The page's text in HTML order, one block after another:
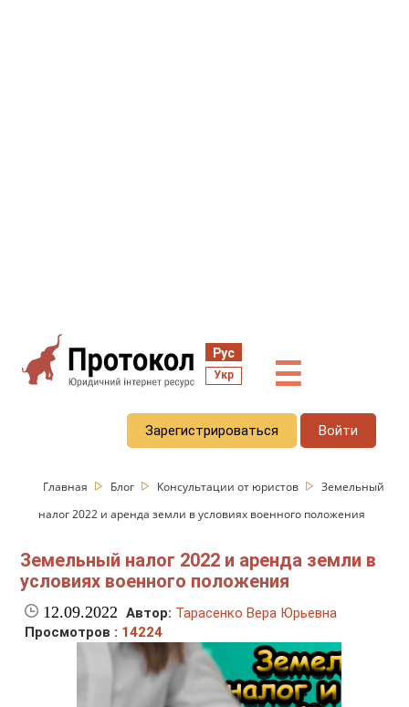
Рус
Укр ☰
Зарегистрироваться Войти
Главная Блог Консультации от юристов
Земельный
налог 2022 и аренда земли в условиях военного положения
Земельный налог 2022 и аренда земли в
условиях военного положения
12.09.2022 Автор: Тарасенко Вера Юрьевна
Просмотров : 14224